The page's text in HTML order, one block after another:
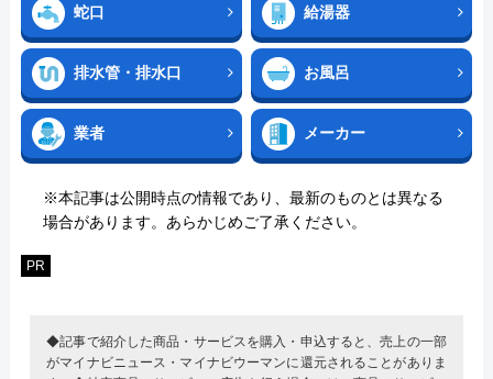
蛇口 給湯器
排水管・排水口 お風呂
業者 メーカー
※本記事は公開時点の情報であり、最新のものとは異なる
場合があります。あらかじめご了承ください。
PR
◆記事で紹介した商品・サービスを購入・申込すると、売上の一部
がマイナビニュース・マイナビウーマンに還元されることがありま